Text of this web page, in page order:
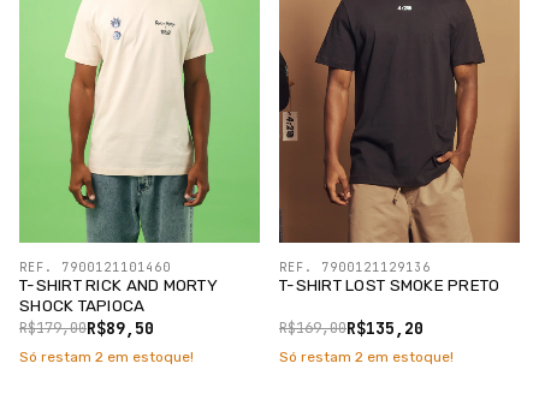
T-SHIRT RICK AND MORTY
SHOCK TAPIOCA
R$89,50
R$179,00
REF. 7900121101460
Só restam 2 em estoque!
T-SHIRT LOST SMOKE PRETO
R$135,20
R$169,00
REF. 7900121129136
Só restam 2 em estoque!